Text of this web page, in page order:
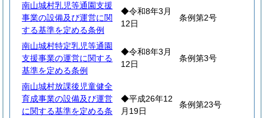
南山城村乳児等通園支援
事業の設備及び運営に関
する基準を定める条例
◆令和8年3月
12日
条例第2号
南山城村特定乳児等通園
支援事業の運営に関する
基準を定める条例
◆令和8年3月
12日
条例第3号
南山城村放課後児童健全
育成事業の設備及び運営
に関する基準を定める条
◆平成26年12
月19日
条例第23号